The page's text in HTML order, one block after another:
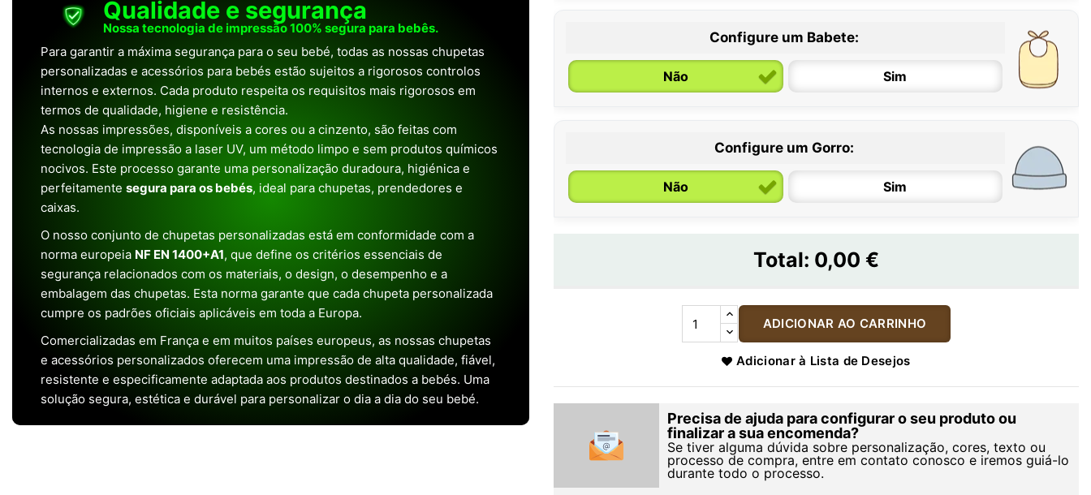
Qualidade e segurança
Nossa tecnologia de impressão 100% segura para bebês.
Para garantir a máxima segurança para o seu bebé, todas as nossas chupetas
personalizadas e acessórios para bebés estão sujeitos a rigorosos controlos
internos e externos. Cada produto respeita os requisitos mais rigorosos em
termos de qualidade, higiene e resistência.
As nossas impressões, disponíveis a cores ou a cinzento, são feitas com
tecnologia de impressão a laser UV, um método limpo e sem produtos químicos
nocivos. Este processo garante uma personalização duradoura, higiénica e
perfeitamente segura para os bebés, ideal para chupetas, prendedores e
caixas.
O nosso conjunto de chupetas personalizadas está em conformidade com a
norma europeia NF EN 1400+A1, que define os critérios essenciais de
segurança relacionados com os materiais, o design, o desempenho e a
embalagem das chupetas. Esta norma garante que cada chupeta personalizada
cumpre os padrões oficiais aplicáveis em toda a Europa.
Comercializadas em França e em muitos países europeus, as nossas chupetas
e acessórios personalizados oferecem uma impressão de alta qualidade, fiável,
resistente e especificamente adaptada aos produtos destinados a bebés. Uma
solução segura, estética e durável para personalizar o dia a dia do seu bebé.
Configure um Babete:
Não Sim
Configure um Gorro:
Não Sim
Total: 0,00 €
ADICIONAR AO CARRINHO
Adicionar à Lista de Desejos
Precisa de ajuda para configurar o seu produto ou
finalizar a sua encomenda?
Se tiver alguma dúvida sobre personalização, cores, texto ou
processo de compra, entre em contato conosco e iremos guiá-lo
durante todo o processo.